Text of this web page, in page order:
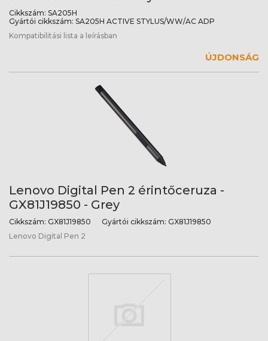
Cikkszám: SA205H
Gyártói cikkszám: SA205H ACTIVE STYLUS/WW/AC ADP
Kompatibilitási lista a leírásban
ÚJDONSÁG
Lenovo Digital Pen 2 érintőceruza -
GX81J19850 - Grey
Cikkszám: GX81J19850 Gyártói cikkszám: GX81J19850
Lenovo Digital Pen 2